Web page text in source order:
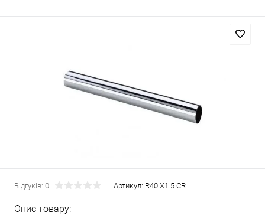
Відгуків: 0 Артикул: R40 X1.5 CR
Опис товару: